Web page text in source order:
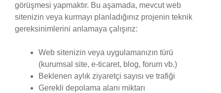
görüşmesi yapmaktır. Bu aşamada, mevcut web
sitenizin veya kurmayı planladığınız projenin teknik
gereksinimlerini anlamaya çalışırız:
Web sitenizin veya uygulamanızın türü
(kurumsal site, e-ticaret, blog, forum vb.)
Beklenen aylık ziyaretçi sayısı ve trafiği
Gerekli depolama alanı miktarı